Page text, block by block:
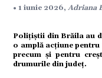
• 1 iunie 2026,Adriana
Polițiștii din Brăila au
o amplă acțiune
precum și pentru
drumurile din județ.